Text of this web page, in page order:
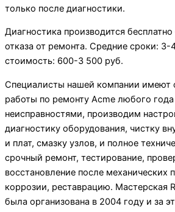
только после диагностики.
Диагностика производится
отказа от ремонта. Средние сроки: 3-
стоимость: 600-3 500 руб.
Специалисты нашей компании имеют
работы по ремонту Acme любого
неисправностями, производим
диагностику оборудования, чистку
и плат, смазку узлов, и полное
срочный ремонт, тестирование,
восстановление после механических
коррозии, реставрацию. Мастерская
была организована в 2004 году и за